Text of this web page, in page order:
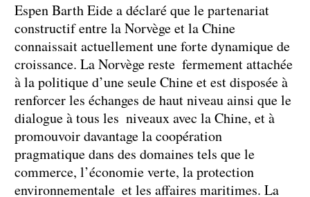
Espen Barth Eide a déclaré que le partenariat
constructif entre la Norvège et la Chine
connaissait actuellement une forte dynamique de
croissance. La Norvège reste fermement attachée
à la politique d’une seule Chine et est disposée à
renforcer les échanges de haut niveau ainsi que le
dialogue à tous les niveaux avec la Chine, et à
promouvoir davantage la coopération
pragmatique dans des domaines tels que le
commerce, l’économie verte, la protection
environnementale et les affaires maritimes. La